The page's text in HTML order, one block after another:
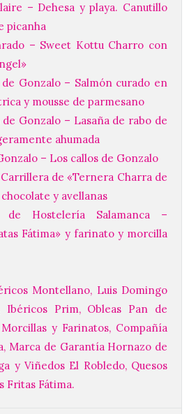
– Dehesa y playa. Canutillo
picanha
– Sweet Kottu Charro con
Gonzalo – Salmón curado en
y mousse de parmesano
Gonzalo – Lasaña de rabo de
ahumada
– Los callos de Gonzalo
de «Ternera Charra de
y avellanas
de Hostelería Salamanca –
Fátima» y farinato y morcilla
Montellano, Luis Domingo
Ibéricos Prim, Obleas Pan de
y Farinatos, Compañía
Marca de Garantía Hornazo de
y Viñedos El Robledo, Quesos
Fritas Fátima.
un
celebrará
en la
de La
presenta el
Fest Summer
una nueva cita
de las fiestas
de plenos del
acogió el 4 de